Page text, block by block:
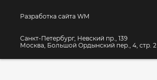
Разработка сайта WM
Санкт-Петербург, Невский пр., 139
Москва, Большой Ордынский пер., 4, стр. 2